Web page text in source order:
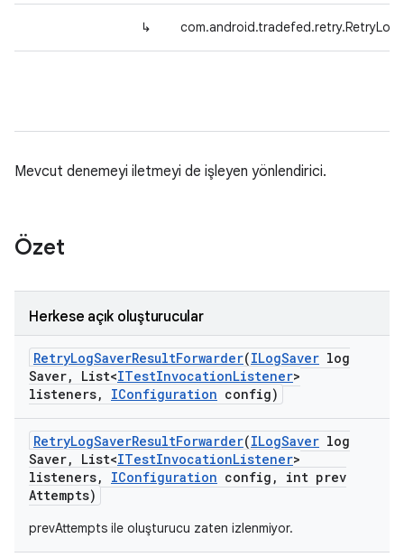
↳
Mevcut denemeyi iletmeyi de işleyen yönlendirici.
Özet
Herkese açık oluşturucular
RetryLogSaverResultForwarder(ILogSaver log
Saver, List<ITestInvocationListener>
listeners, IConfiguration config)
RetryLogSaverResultForwarder(ILogSaver log
Saver, List<ITestInvocationListener>
listeners, IConfiguration config ,
int prev
Attempts)
prevAttempts ile oluşturucu zaten izlenmiyor.